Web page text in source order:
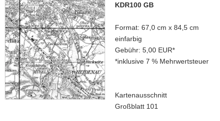
KDR100 GB
Format: 67,0 cm x 84,5 cm
einfarbig
Gebühr: 5,00 EUR*
*inklusive 7 % Mehrwertsteuer
Kartenausschnitt
Großblatt 101